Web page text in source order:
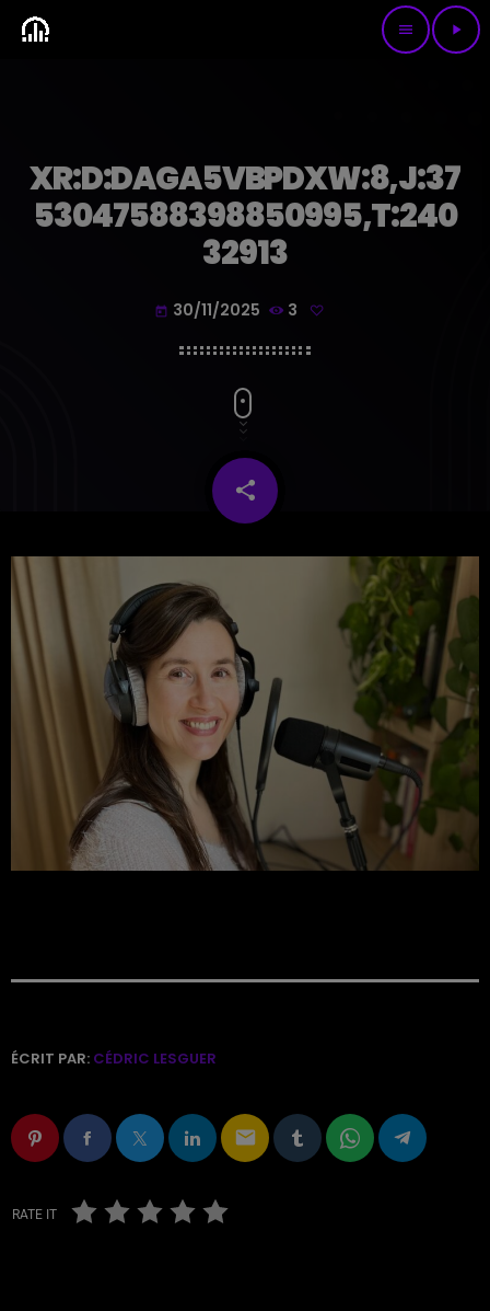
menu play_arrow
XR:D:DAGA5VBPDXW:8,J:37
53047588398850995,T:240
32913
today 30/11/2025 3
share
email
ÉCRIT PAR: CÉDRIC LESGUER
email
RATE IT